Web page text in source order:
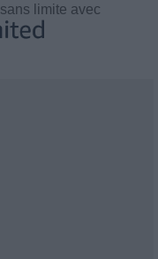
sans limite avec